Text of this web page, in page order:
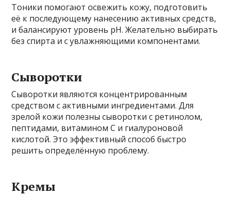
Тоники помогают освежить кожу, подготовить
её к последующему нанесению активных средств,
и балансируют уровень pH. Желательно выбирать
без спирта и с увлажняющими компонентами.
Сыворотки
Сыворотки являются концентрированным
средством с активными ингредиентами. Для
зрелой кожи полезны сыворотки с ретинолом,
пептидами, витамином С и гиалуроновой
кислотой. Это эффективный способ быстро
решить определённую проблему.
Кремы